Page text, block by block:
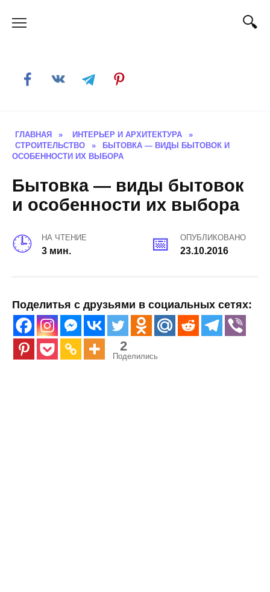
ГЛАВНАЯ » ИНТЕРЬЕР И АРХИТЕКТУРА
»
СТРОИТЕЛЬСТВО
»
БЫТОВКА — ВИДЫ БЫТОВОК И
ОСОБЕННОСТИ ИХ ВЫБОРА
Бытовка — виды бытовок
и особенности их выбора
НА ЧТЕНИЕ
3 мин.
ОПУБЛИКОВАНО
23.10.2016
Поделитья с друзьями в социальных сетях:
2
Поделились